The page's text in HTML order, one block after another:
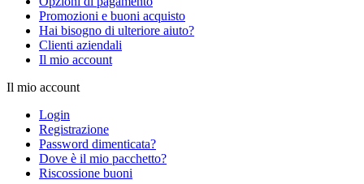
Promozioni e buoni acquisto
Hai bisogno di ulteriore aiuto?
Clienti aziendali
Il mio account
Il mio account
Login
Registrazione
Password dimenticata?
Dove è il mio pacchetto?
Riscossione buoni